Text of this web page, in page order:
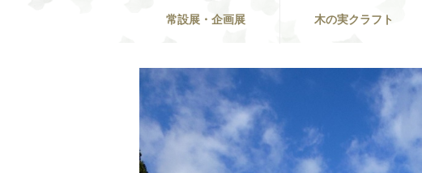
常設展・企画展 木の実クラフト